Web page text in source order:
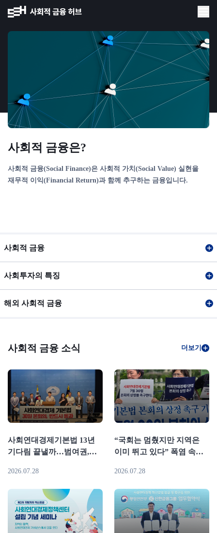
사회적 금융은?
사회적 금융(Social Finance)은 사회적 가치(Social Value) 실현을
재무적 이익(Financial Return)과 함께 추구하는 금융입니다.
사회적 금융
사회투자의 특징
해외 사회적 금융
사회적 금융 소식 더보기
사회연대경제기본법 13년
기다림 끝낼까…범여권,
촉구..(7.28)
2026.07.28
“국회는 멈췄지만 지역은
이미 뛰고 있다” 폭염 속
상정 촉구..(7.28)
2026.07.28